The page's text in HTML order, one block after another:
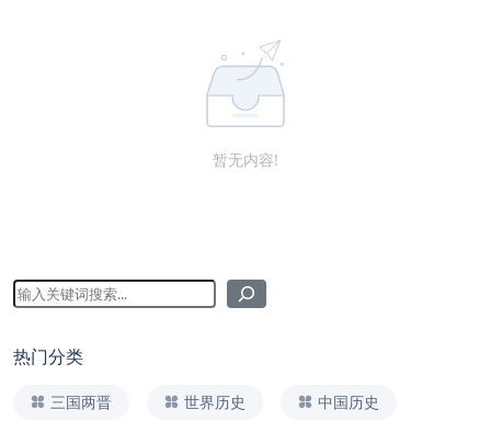
暂无内容!
热门分类
三国两晋 世界历史 中国历史